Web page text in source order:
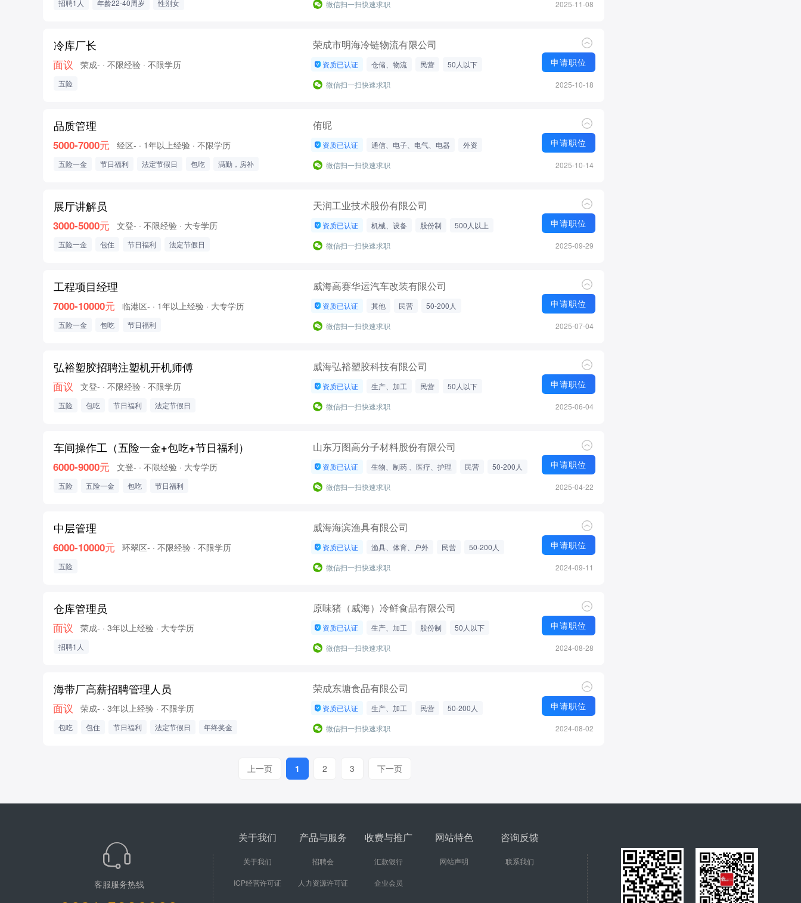
招聘1人 年龄22-40周岁 性别女 微信扫一扫快速求职 2025-11-08
冷库厂长 荣成市明海冷链物流有限公司
面议 荣成- · 不限经验 · 不限学历 资质已认证 仓储、物流 民营 50人以下 申请职位
五险 微信扫一扫快速求职 2025-10-18
品质管理 侑昵
5000-7000元 经区- · 1年以上经验 · 不限学历 资质已认证 通信、电子、电气、电器
外资
200-500人
申请职位
五险一金 节日福利 法定节假日 包吃 满勤，房补 微信扫一扫快速求职 2025-10-14
展厅讲解员 天润工业技术股份有限公司
3000-5000元 文登- · 不限经验 · 大专学历 资质已认证 机械、设备 股份制 500人以上 申请职位
五险一金 包住 节日福利 法定节假日 微信扫一扫快速求职 2025-09-29
工程项目经理 威海高赛华运汽车改装有限公司
7000-10000元 临港区- · 1年以上经验 · 大专学历 资质已认证 其他 民营 50-200人 申请职位
五险一金 包吃 节日福利 微信扫一扫快速求职 2025-07-04
弘裕塑胶招聘注塑机开机师傅 威海弘裕塑胶科技有限公司
面议 文登- · 不限经验 · 不限学历 资质已认证 生产、加工 民营 50人以下 申请职位
五险 包吃 节日福利 法定节假日 微信扫一扫快速求职 2025-06-04
车间操作工（五险一金+包吃+节日福利） 山东万图高分子材料股份有限公司
6000-9000元 文登- · 不限经验 · 大专学历 资质已认证 生物、制药 、医疗、护理 民营 50-200人 申请职位
五险 五险一金 包吃 节日福利 微信扫一扫快速求职 2025-04-22
中层管理 威海海滨渔具有限公司
6000-10000元 环翠区- · 不限经验 · 不限学历 资质已认证 渔具、体育、户外 民营 50-200人 申请职位
五险 微信扫一扫快速求职 2024-09-11
仓库管理员 原味猪（威海）冷鲜食品有限公司
面议 荣成- · 3年以上经验 · 大专学历 资质已认证 生产、加工 股份制 50人以下 申请职位
招聘1人 微信扫一扫快速求职 2024-08-28
海带厂高薪招聘管理人员 荣成东塘食品有限公司
面议 荣成- · 3年以上经验 · 不限学历 资质已认证 生产、加工 民营 50-200人 申请职位
包吃 包住 节日福利 法定节假日 年终奖金 微信扫一扫快速求职 2024-08-02
上一页 1 2 3 下一页
客服服务热线
关于我们
关于我们
ICP经营许可证
产品与服务
招聘会
人力资源许可证
收费与推广
汇款银行
企业会员
网站特色
网站声明
咨询反馈
联系我们